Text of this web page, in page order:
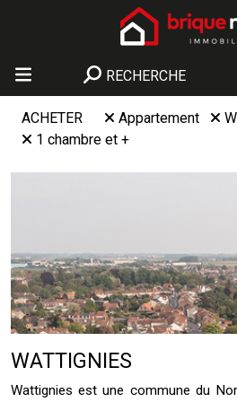
RECHERCHE
ACHETER Appartement
1 chambre et +
WATTIGNIES
Wattignies est une commune du